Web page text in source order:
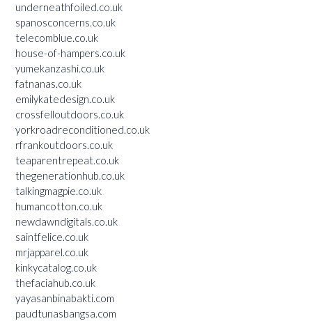
underneathfoiled.co.uk
spanosconcerns.co.uk
telecomblue.co.uk
house-of-hampers.co.uk
yumekanzashi.co.uk
fatnanas.co.uk
emilykatedesign.co.uk
crossfelloutdoors.co.uk
yorkroadreconditioned.co.uk
rfrankoutdoors.co.uk
teaparentrepeat.co.uk
thegenerationhub.co.uk
talkingmagpie.co.uk
humancotton.co.uk
newdawndigitals.co.uk
saintfelice.co.uk
mrjapparel.co.uk
kinkycatalog.co.uk
thefaciahub.co.uk
yayasanbinabakti.com
paudtunasbangsa.com